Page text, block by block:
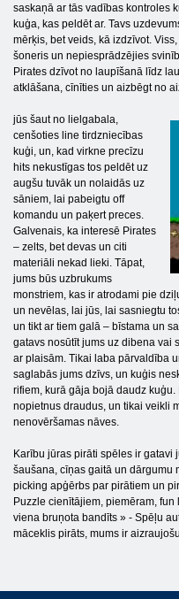
saskaņā ar tās vadības kontroles
kuģa, kas peldēt ar. Tavs
mērķis, bet veids, kā izdzīvot.
šoneris un nepiesprādzējies
Pirates dzīvot no laupīšanā līdz
atklāšana, cīnīties un aizbēgt no
jūs šaut no lielgabala,
cenšoties line tirdzniecības
kuģi, un, kad virkne precīzu
hits nekustīgas tos peldēt uz
augšu tuvāk un nolaidās uz
sāniem, lai pabeigtu off
komandu un paķert preces.
Galvenais, ka interesē Pirates
– zelts, bet devas un citi
materiāli nekad lieki. Tāpat,
jums būs uzbrukums
monstriem, kas ir atrodami pie
un nevēlas, lai jūs, lai sasniegtu
un tikt ar tiem galā – bīstama un
gatavs nosūtīt jums uz dibena vai
ar plaisām. Tikai laba pārvaldība
saglabās jums dzīvs, un kuģis
rifiem, kurā gāja bojā daudz
nopietnus draudus, un tikai veikli
nenovēršamas nāves.
Karību jūras pirāti spēles ir
šaušana, cīņas gaitā un dārgumu
picking apģērbs par pirātiem un
Puzzle cienītājiem, piemēram,
viena bruņota bandīts » - Spēļu
māceklis pirāts, mums ir